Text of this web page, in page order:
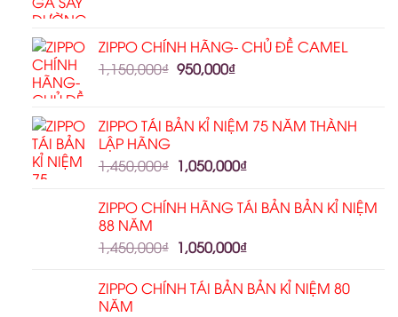
ZIPPO CHÍNH HÃNG- CHỦ ĐỀ CAMEL
1,150,000₫ 950,000₫
ZIPPO TÁI BẢN KỈ NIỆM 75 NĂM THÀNH
LẬP HÃNG
1,450,000₫ 1,050,000₫
ZIPPO CHÍNH HÃNG TÁI BẢN BẢN KỈ NIỆM
88 NĂM
1,450,000₫ 1,050,000₫
ZIPPO CHÍNH TÁI BẢN BẢN KỈ NIỆM 80
NĂM